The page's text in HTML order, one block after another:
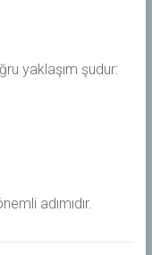
yaklaşım şudur:
adımıdır.